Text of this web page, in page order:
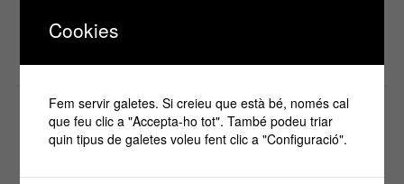
CRÒNIQUES DE L'AGRUPACIÓ L'AGRUPACIÓ AL DIA
LLOCS
Cookies
Fem servir galetes. Si creieu que està bé, només cal
que feu clic a "Accepta-ho tot". També podeu triar
quin tipus de galetes voleu fent clic a "Configuració".